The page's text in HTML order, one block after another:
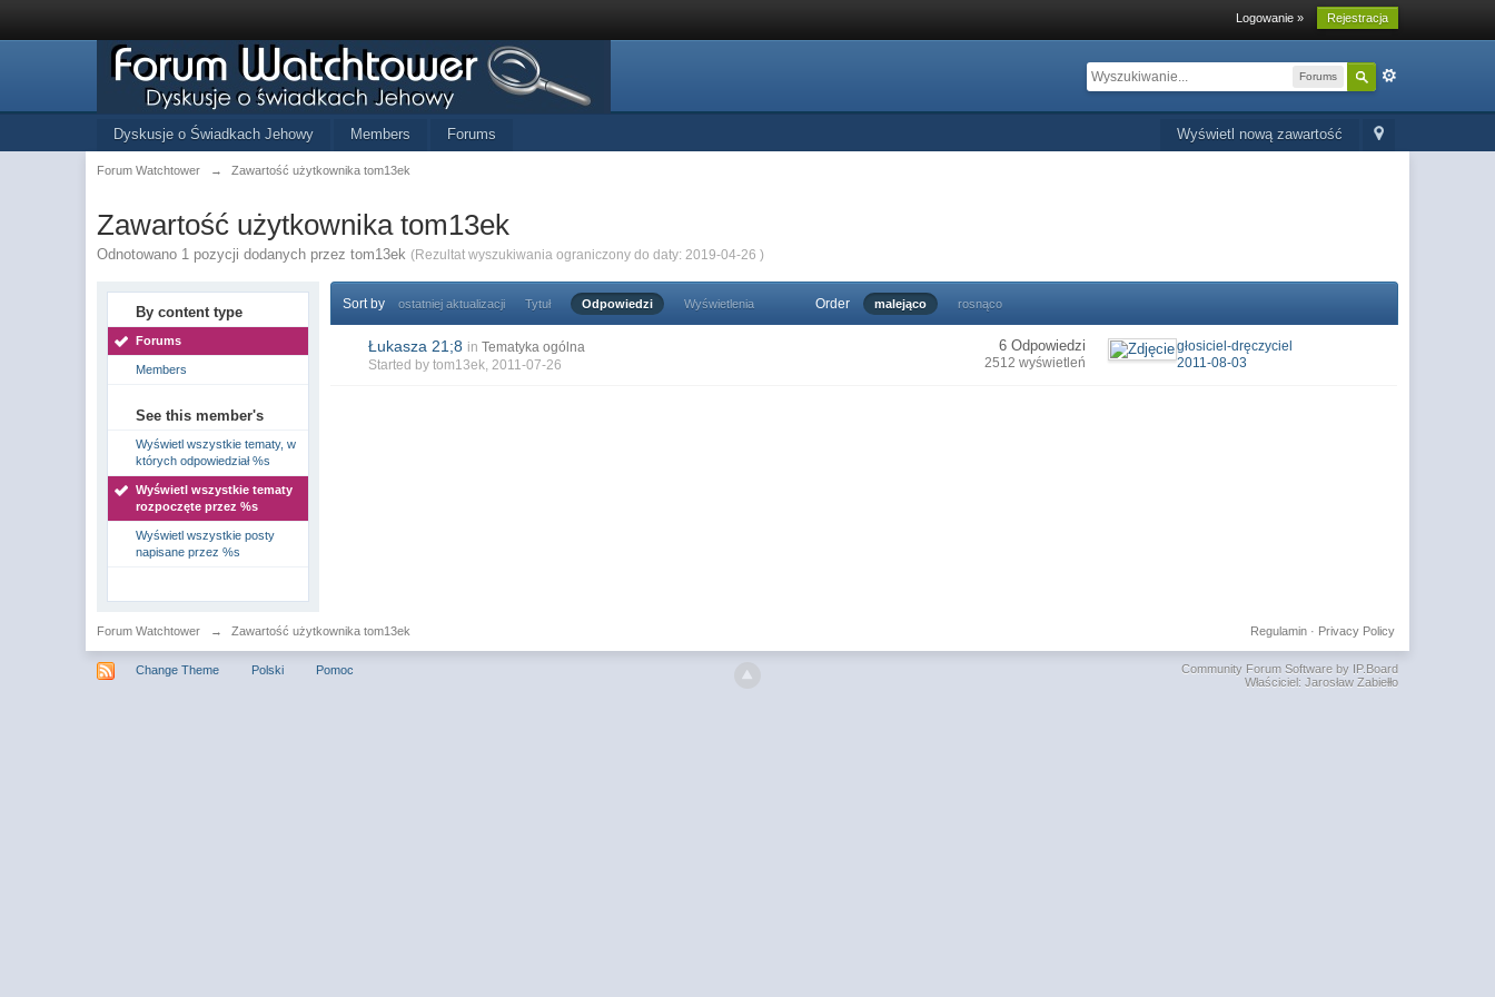
Logowanie » Rejestracja
Forums
Wyświetl nową zawartość
Dyskusje o Świadkach Jehowy Members Forums
Forum Watchtower → Zawartość użytkownika tom13ek
Zawartość użytkownika tom13ek
Odnotowano 1 pozycji dodanych przez tom13ek (Rezultat wyszukiwania ograniczony do daty: 2019-04-26 )
By content type
Forums
Members
See this member's
Wyświetl wszystkie tematy, w
których odpowiedział %s
Wyświetl wszystkie tematy
rozpoczęte przez %s
Wyświetl wszystkie posty
napisane przez %s
Sort by ostatniej aktualizacji Tytuł Odpowiedzi Wyświetlenia Order malejąco rosnąco
Łukasza 21;8 in Tematyka ogólna
Started bytom13ek, 2011-07-26
6 Odpowiedzi
2512 wyświetleń
głosiciel-dręczyciel
2011-08-03
Forum Watchtower → Zawartość użytkownika tom13ek Privacy Policy
Regulamin·
Change Theme Polski Pomoc
Community Forum Software by IP.Board
Właściciel: Jarosław Zabiełło